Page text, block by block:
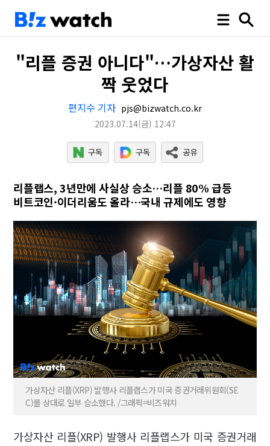
"리플 증권 아니다"…가상자산 활
짝 웃었다
편지수 기자 pjs@bizwatch.co.kr
2023.07.14(금) 12:47
리플랩스, 3년만에 사실상 승소…리플 80% 급등
비트코인·이더리움도 올라…국내 규제에도 영향
가상자산 리플(XRP) 발행사 리플랩스가 미국 증권거래위원회(SE
C)를 상대로 일부 승소했다. /그래픽=비즈워치
가상자산 리플(XRP) 발행사 리플랩스가 미국 증권거래